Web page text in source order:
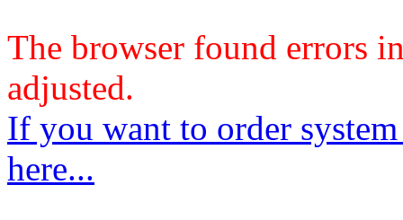
The browser found errors
adjusted.
If you want to order
here...